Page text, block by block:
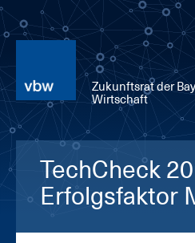
Zukunftsrat der
Wirtschaft
TechCheck
Erfolgsfaktor